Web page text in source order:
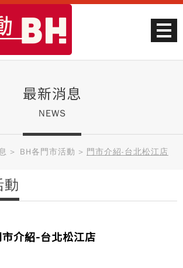
最新消息
NEWS
> BH各門市活動 > 門市介紹-台北松江店
動
市介紹-台北松江店